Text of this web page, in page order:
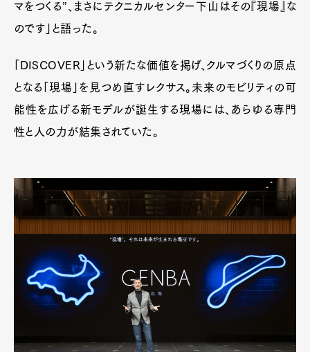
マをつくる”、まさにテクニカルセンター下山はその『現場』な
のです」と語った。
「DISCOVER」という新たな価値を掲げ、クルマづくりの原点
となる「現場」を見つめ直すレクサス。未来のモビリティの可
能性を広げる新モデルが誕生する現場には、あらゆる専門
性と人の力が結集されていた。